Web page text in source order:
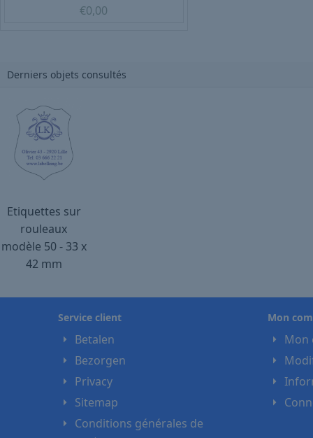
€0,00
Derniers objets consultés
Etiquettes sur
rouleaux
modèle 50 - 33 x
42 mm
Service client
Betalen
Bezorgen
Privacy
Sitemap
Conditions générales de
Mon
Mon